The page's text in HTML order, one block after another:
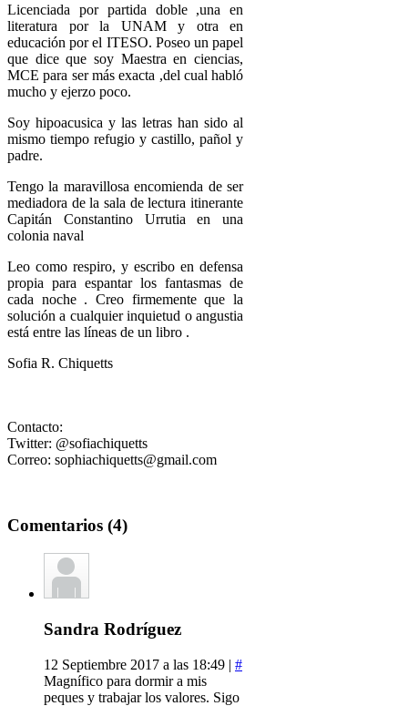
Licenciada por partida doble ,una en
literatura por la UNAM y otra en
educación por el ITESO. Poseo un papel
que dice que soy Maestra en ciencias,
MCE para ser más exacta ,del cual habló
mucho y ejerzo poco.
Soy hipoacusica y las letras han sido al
mismo tiempo refugio y castillo, pañol y
padre.
Tengo la maravillosa encomienda de ser
mediadora de la sala de lectura itinerante
Capitán Constantino Urrutia en una
colonia naval
Leo como respiro, y escribo en defensa
propia para espantar los fantasmas de
cada noche . Creo firmemente que la
solución a cualquier inquietud o angustia
está entre las líneas de un libro .
Sofia R. Chiquetts
Contacto:
Twitter: @sofiachiquetts
Correo: sophiachiquetts@gmail.com
Comentarios (4)
Sandra Rodríguez
12 Septiembre 2017 a las 18:49 | #
Magnífico para dormir a mis
peques y trabajar los valores. Sigo